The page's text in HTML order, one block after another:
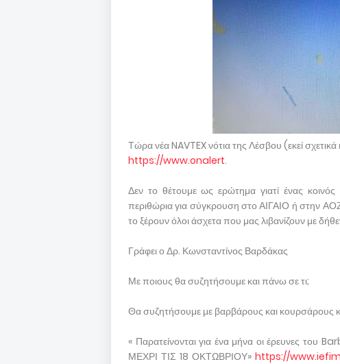
Τώρα νέα NAVTEX νότια της Λέσβου (εκεί
https://www.onalert.
Δεν το θέτουμε ως ερώτημα γιατί ένας
περιθώρια για σύγκρουση στο ΑΙΓΑΙΟ ή στην
το ξέρουν όλοι άσχετα που μας λιβανίζουν με
Γράφει ο Δρ. Κωνσταντίνος Βαρδάκας
Με ποιους θα συζητήσουμε και πάνω σε τι;
Θα συζητήσουμε με βαρβάρους και κουρσάρους
« Παρατείνονται για ένα μήνα οι έρευνες του
ΜΕΧΡΙ ΤΙΣ 18 ΟΚΤΩΒΡΙΟΥ» https://